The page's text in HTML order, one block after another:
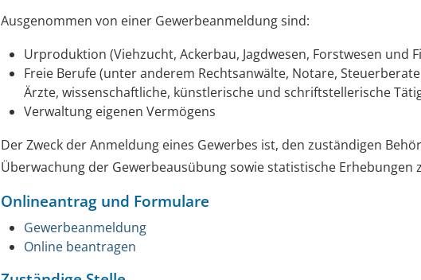
Ausgenommen von einer Gewerbeanmeldung sind:
Urproduktion (Viehzucht, Ackerbau, Jagdwesen, Forstwesen und
Freie Berufe (unter anderem Rechtsanwälte, Notare,
Ärzte, wissenschaftliche, künstlerische und schriftstellerische
Verwaltung eigenen Vermögens
Der Zweck der Anmeldung eines Gewerbes ist, den zuständigen
Überwachung der Gewerbeausübung sowie statistische Erhebungen
Onlineantrag und Formulare
Gewerbeanmeldung
Online beantragen